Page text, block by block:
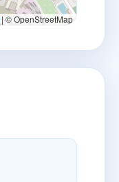
| © OpenStreetMap